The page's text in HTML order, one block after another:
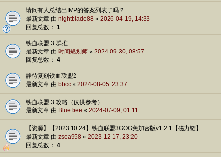
请问有人总结出IMP的答案列表了吗？
最新文章 由 nightblade88 « 2026-04-19, 14:33
回复总数： 1
铁血联盟 3 群推
最新文章 由 时间规划师 « 2024-09-30, 08:57
回复总数： 4
静待复刻铁血联盟2
最新文章 由 bbcc « 2024-08-05, 23:37
铁血联盟 3 攻略（仅供参考）
最新文章 由 Blue bee « 2024-07-09, 01:11
【资源】【2023.10.24】铁血联盟3GOG免加密版v1.2.1【磁力链】
最新文章 由 zsea958 « 2023-12-17, 23:20
回复总数： 4